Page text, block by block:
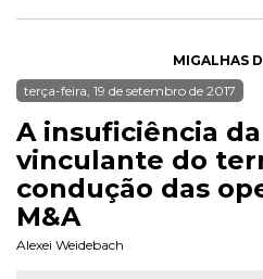
MIGALHAS
terça-feira, 19 de setembro de 2017
A insuficiência
vinculante do
condução das
M&A
Alexei Weidebach